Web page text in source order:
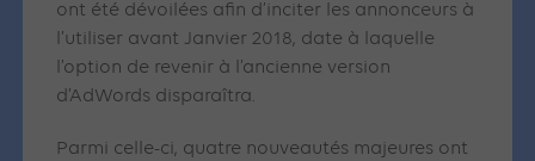
ont été dévoilées afin d’inciter les annonceurs à
l’utiliser avant Janvier 2018, date à laquelle
l’option de revenir à l’ancienne version
d’AdWords disparaîtra.
Parmi celle-ci, quatre nouveautés majeures ont